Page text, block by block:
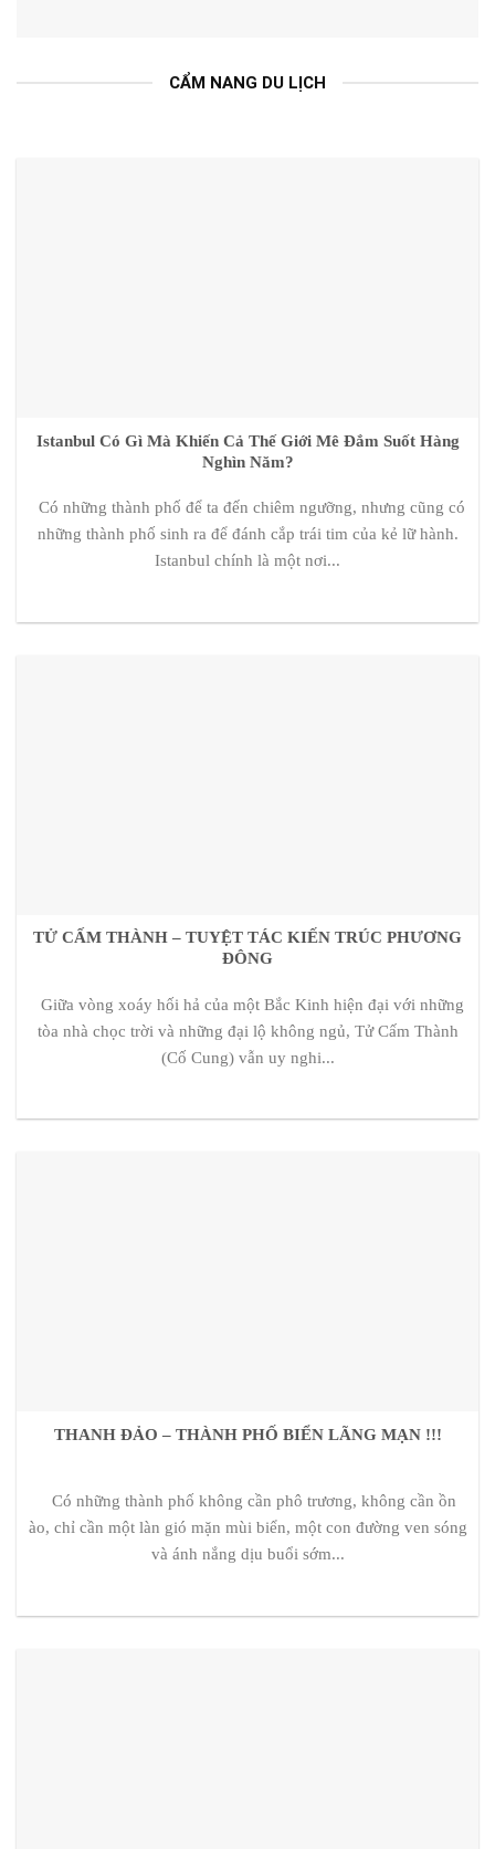
CẨM NANG DU LỊCH
Istanbul Có Gì Mà Khiến Cả Thế Giới Mê Đắm Suốt Hàng
Nghìn Năm?
Có những thành phố để ta đến chiêm ngưỡng, nhưng cũng có
những thành phố sinh ra để đánh cắp trái tim của kẻ lữ hành.
Istanbul chính là một nơi...
TỬ CẤM THÀNH – TUYỆT TÁC KIẾN TRÚC PHƯƠNG
ĐÔNG
Giữa vòng xoáy hối hả của một Bắc Kinh hiện đại với những
tòa nhà chọc trời và những đại lộ không ngủ, Tử Cấm Thành
(Cố Cung) vẫn uy nghi...
THANH ĐẢO – THÀNH PHỐ BIỂN LÃNG MẠN !!!
Có những thành phố không cần phô trương, không cần ồn
ào, chỉ cần một làn gió mặn mùi biển, một con đường ven sóng
và ánh nắng dịu buổi sớm...